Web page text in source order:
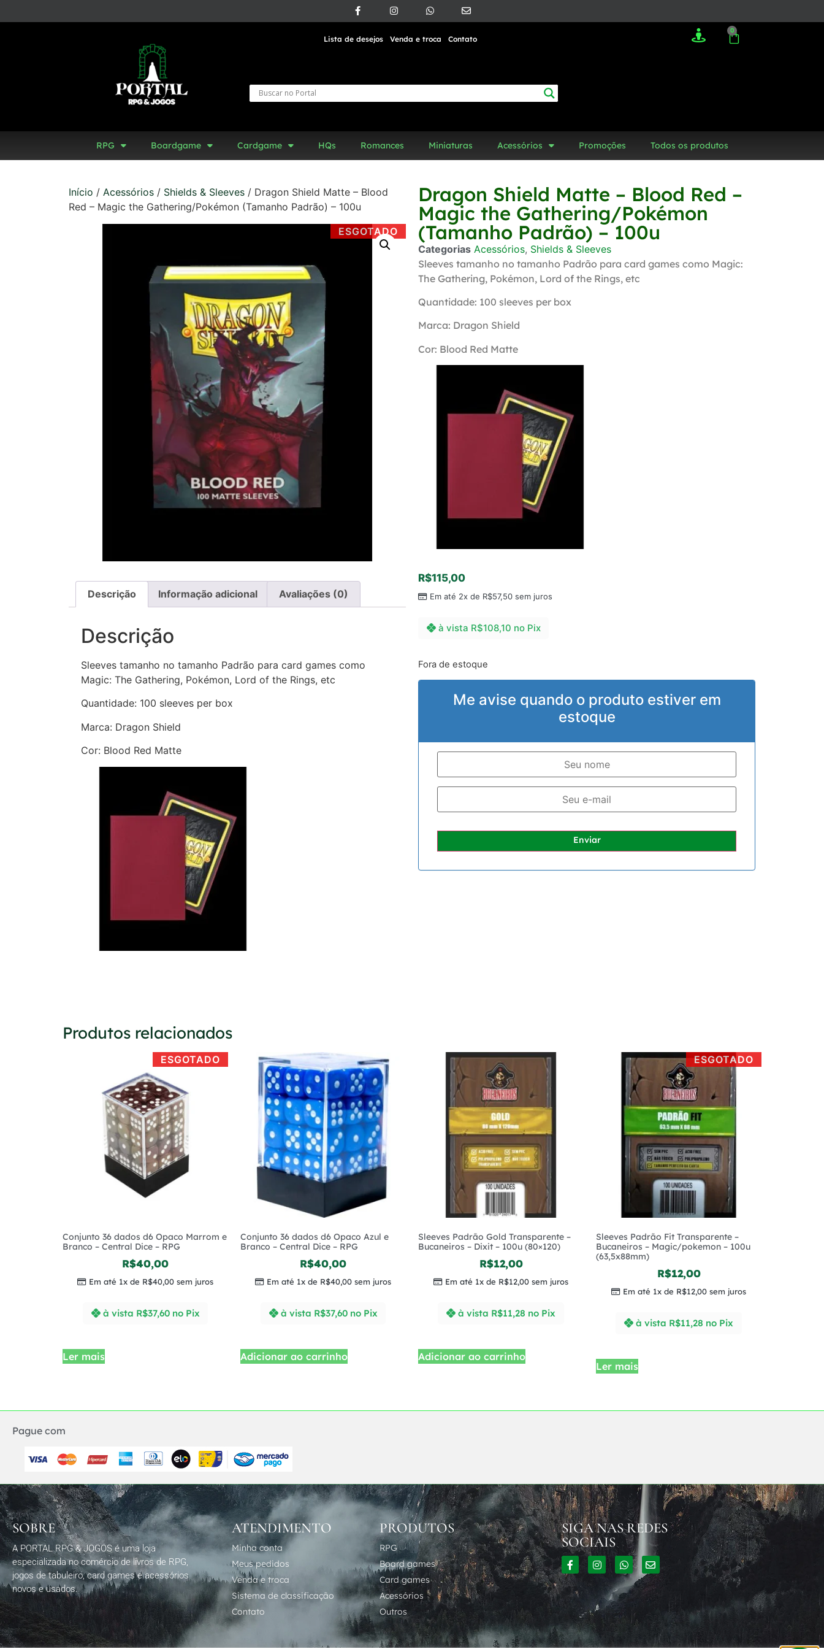
Lista de desejos Venda e troca Contato
0
RPG Boardgame Cardgame HQs Romances Miniaturas Acessórios Promoções Todos os produtos
Início / Acessórios / Shields & Sleeves / Dragon Shield Matte – Blood
Red – Magic the Gathering/Pokémon (Tamanho Padrão) – 100u
ESGOTADO
Descrição Informação adicional Avaliações (0)
Descrição
Sleeves tamanho no tamanho Padrão para card games como
Magic: The Gathering, Pokémon, Lord of the Rings, etc
Quantidade: 100 sleeves per box
Marca: Dragon Shield
Cor: Blood Red Matte
Dragon Shield Matte – Blood Red –
Magic the Gathering/Pokémon
(Tamanho Padrão) – 100u
Categorias Acessórios, Shields & Sleeves
Sleeves tamanho no tamanho Padrão para card games como Magic:
The Gathering, Pokémon, Lord of the Rings, etc
Quantidade: 100 sleeves per box
Marca: Dragon Shield
Cor: Blood Red Matte
R$115,00
Em até 2x de R$57,50 sem juros
à vista R$108,10 no Pix
Fora de estoque
Me avise quando o produto estiver em
estoque
Enviar
Produtos relacionados
ESGOTADO
Conjunto 36 dados d6 Opaco Marrom e
Branco – Central Dice – RPG
R$40,00
Em até 1x de R$40,00 sem juros
à vista R$37,60 no Pix
Ler mais
Conjunto 36 dados d6 Opaco Azul e
Branco – Central Dice – RPG
R$40,00
Em até 1x de R$40,00 sem juros
à vista R$37,60 no Pix
Adicionar ao carrinho
Sleeves Padrão Gold Transparente –
Bucaneiros – Dixit – 100u (80×120)
R$12,00
Em até 1x de R$12,00 sem juros
à vista R$11,28 no Pix
Adicionar ao carrinho
ESGOTADO
Sleeves Padrão Fit Transparente –
Bucaneiros – Magic/pokemon – 100u
(63,5x88mm)
R$12,00
Em até 1x de R$12,00 sem juros
à vista R$11,28 no Pix
Ler mais
Pague com
SOBRE
A PORTAL RPG & JOGOS é uma loja
especializada no comércio de livros de RPG,
jogos de tabuleiro, card games e acessórios
novos e usados.
ATENDIMENTO
Minha conta
Meus pedidos
Venda e troca
Sistema de classificação
Contato
PRODUTOS
RPG
Board games
Card games
Acessórios
Outros
SIGA NAS REDES
SOCIAIS